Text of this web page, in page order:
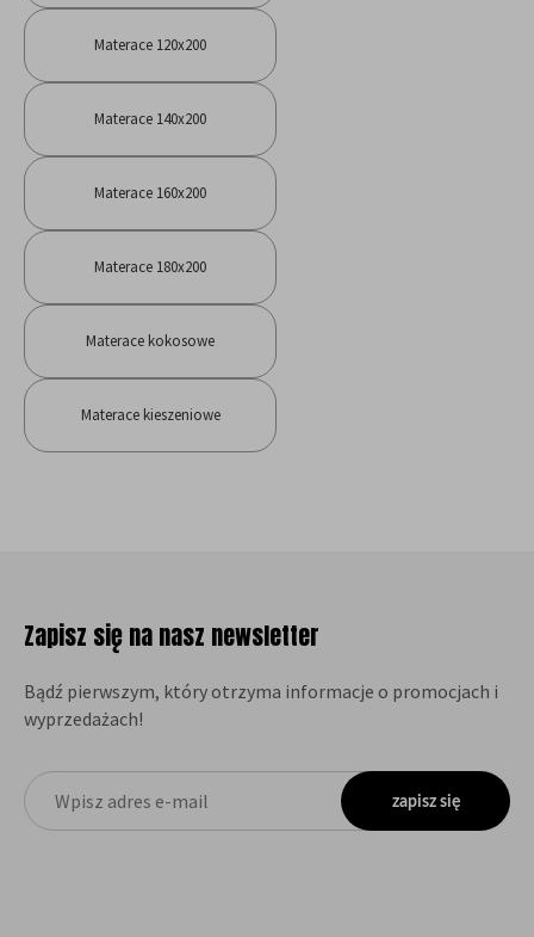
Materace 120x200
Materace 140x200
Materace 160x200
Materace 180x200
Materace kokosowe
Materace kieszeniowe
Zapisz się na nasz newsletter
Bądź pierwszym, który otrzyma informacje o promocjach i
wyprzedażach!
zapisz się